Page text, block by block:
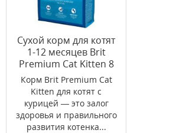
Сухой корм для котят
1-12 месяцев Brit
Premium Cat Kitten 8
кг
Корм Brit Premium Cat
Kitten для котят с
курицей ― это залог
здоровья и правильного
развития котенка...